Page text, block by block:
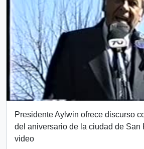
Presidente Aylwin ofrece discurso
del aniversario de la ciudad de San
video